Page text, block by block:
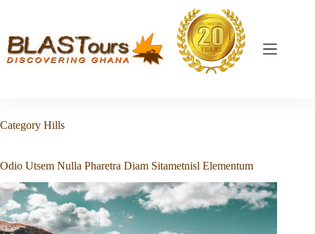
Category Hills
Odio Utsem Nulla Pharetra Diam Sitametnisl Elementum